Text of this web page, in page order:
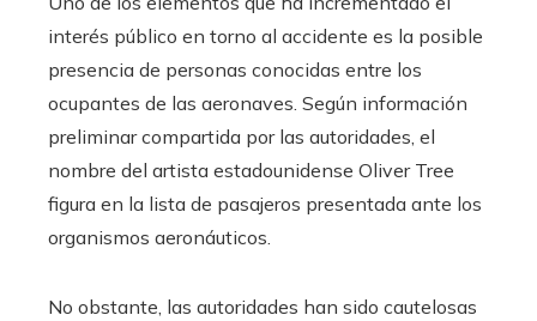
interés público en torno al accidente es la posible
presencia de personas conocidas entre los
ocupantes de las aeronaves. Según información
preliminar compartida por las autoridades, el
nombre del artista estadounidense Oliver Tree
figura en la lista de pasajeros presentada ante los
organismos aeronáuticos.
No obstante, las autoridades han sido cautelosas